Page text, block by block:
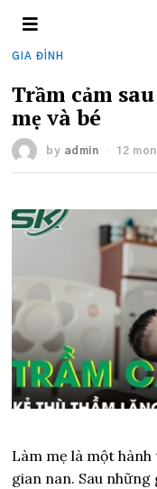
GIA ĐÌNH
Trầm cảm
mẹ và bé
by admin 12
Làm mẹ là một
gian nan. Sau